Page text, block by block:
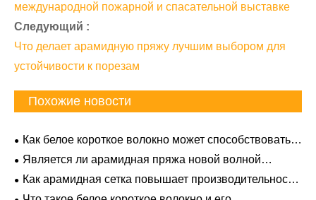
международной пожарной и спасательной выставке
Следующий :
Что делает арамидную пряжу лучшим выбором для
устойчивости к порезам
Похожие новости
Как белое короткое волокно может способствовать
инновациям в области передовых материалов?
Является ли арамидная пряжа новой волной
высокопроизводительных материалов?
Как арамидная сетка повышает производительность
промышленности?